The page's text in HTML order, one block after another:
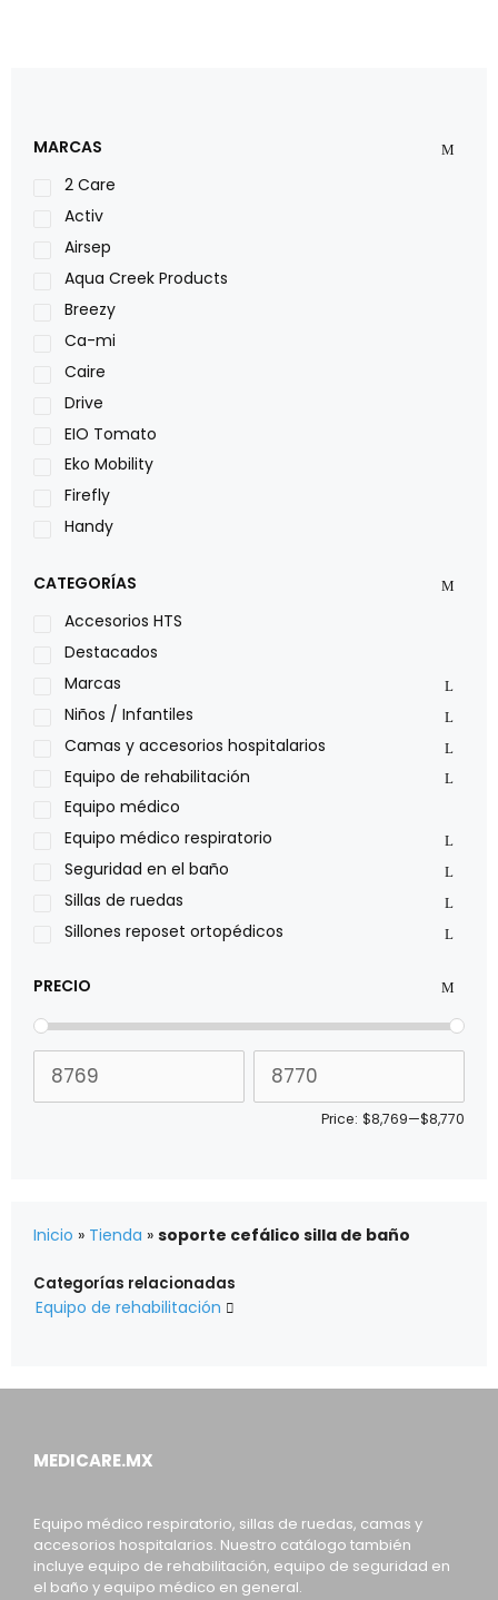
MARCAS
2 Care
Activ
Airsep
Aqua Creek Products
Breezy
Ca-mi
Caire
Drive
EIO Tomato
Eko Mobility
Firefly
Handy
Leggero
Lumex
Medical Store
Nidek
Oxiplus
Philips
Pride
Roho
Sillas de ruedas Everest Jennings
Stealth products
Xiehe Medical
CATEGORÍAS
Accesorios HTS
Destacados
Marcas
Niños / Infantiles
Camas y accesorios hospitalarios
Equipo de rehabilitación
Equipo médico
Equipo médico respiratorio
Seguridad en el baño
Sillas de ruedas
Sillones reposet ortopédicos
PRECIO
Price: $8,769—$8,770
Inicio » Tienda » soporte cefálico silla de baño
Categorías relacionadas
Equipo de rehabilitación 
MEDICARE.MX
Equipo médico respiratorio, sillas de ruedas, camas y
accesorios hospitalarios. Nuestro catálogo también
incluye equipo de rehabilitación, equipo de seguridad en
el baño y equipo médico en general.